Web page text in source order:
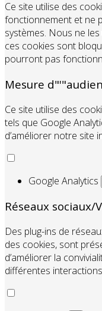
Ce site utilise des
fonctionnement et ne
systèmes. Nous ne
ces cookies sont
pourront pas
Mesure
Ce site utilise des
tels que Google
d’améliorer notre site
Google Analytics
Réseaux sociaux/
Des plug-ins de
des cookies, sont
d’améliorer la
différentes